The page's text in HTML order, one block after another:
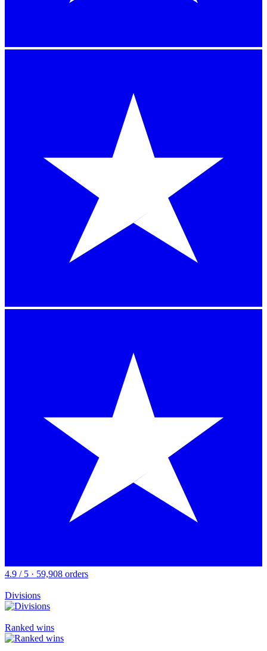
4.9 / 5 · 59,908 orders
Divisions
Ranked wins